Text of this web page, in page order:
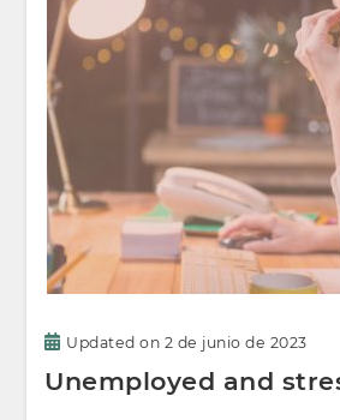
Updated on 2 de junio de 2023
Unemployed and